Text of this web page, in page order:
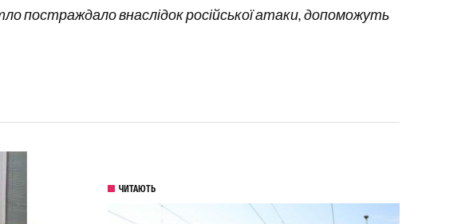
постраждало внаслідок російської атаки, допоможуть
ЧИТАЮТЬ